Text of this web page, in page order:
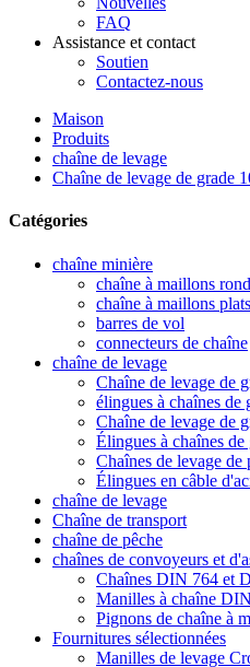
FAQ
Assistance et contact
Soutien
Contactez-nous
Maison
Produits
chaîne de levage
Chaîne de levage de grade
Catégories
chaîne minière
chaîne à maillons
chaîne à maillons plats
barres de vol
connecteurs de chaîne
chaîne de levage
Chaîne de levage de
élingues à chaînes de
Chaîne de levage de
Élingues à chaînes
Chaînes de levage de
Élingues en câble
chaîne de levage
Chaîne de transport
chaîne de pêche
chaînes de convoyeurs et
Chaînes DIN 764 et
Manilles à chaîne
Pignons de chaîne à
Fournitures sélectionnées
Manilles de levage